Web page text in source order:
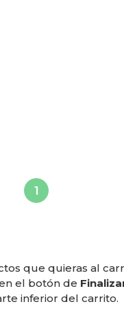
que quieras al
el botón de
inferior del carrito.